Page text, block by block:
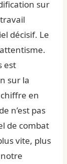
sur
décisif. Le
est
sur la
en
n’est pas
de combat
vite, plus